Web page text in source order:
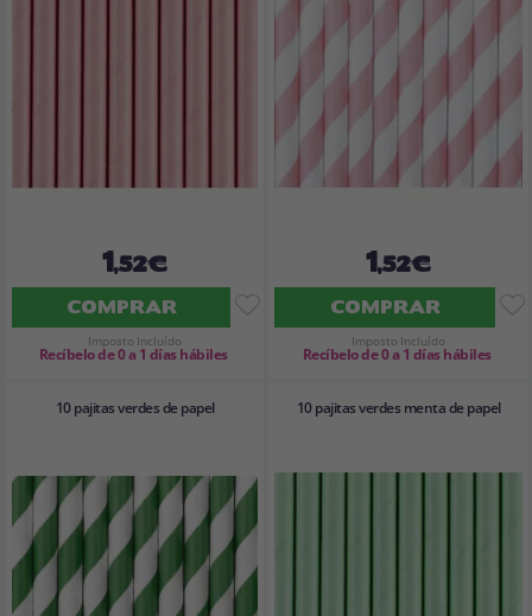
1,52€
COMPRAR
Imposto Incluído
Recíbelo de 0 a 1 días hábiles
1,52€
COMPRAR
Imposto Incluído
Recíbelo de 0 a 1 días hábiles
10 pajitas verdes de papel 10 pajitas verdes menta de papel